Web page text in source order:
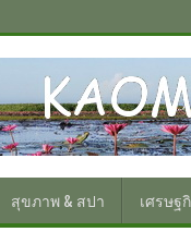
สุขภาพ & สปา เศรษฐ